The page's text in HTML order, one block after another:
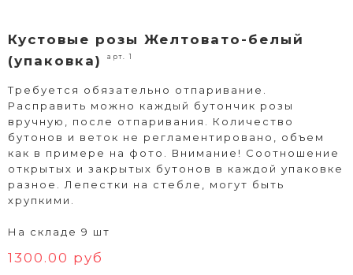
Кустовые розы Желтовато-белый
(упаковка)
арт. 1
Требуется обязательно отпаривание.
Расправить можно каждый бутончик розы
вручную, после отпаривания. Количество
бутонов и веток не регламентировано, объем
как в примере на фото. Внимание! Соотношение
открытых и закрытых бутонов в каждой упаковке
разное. Лепестки на стебле, могут быть
хрупкими.
На складе 9 шт
1300.00 руб